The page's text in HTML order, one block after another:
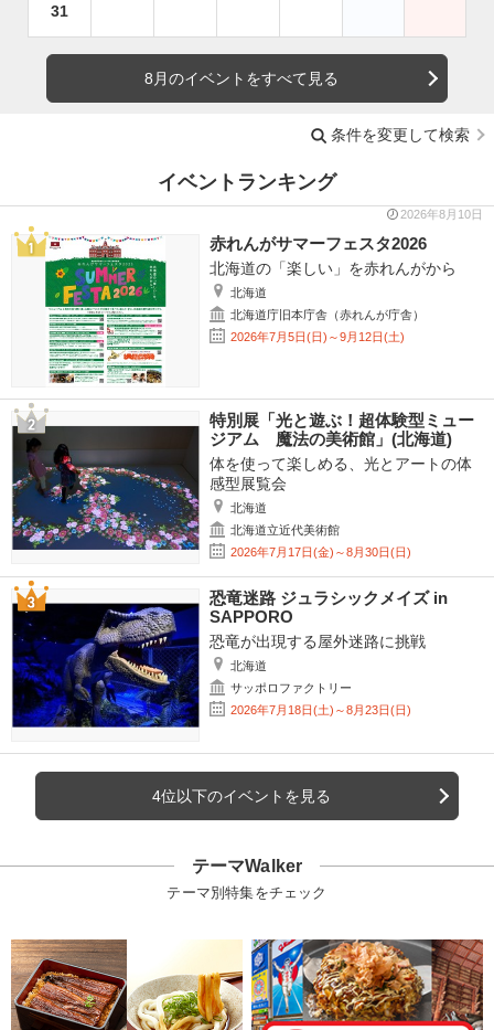
31
8月のイベントをすべて見る
条件を変更して検索
イベントランキング
2026年8月10日
赤れんがサマーフェスタ2026
北海道の「楽しい」を赤れんがから
北海道
北海道庁旧本庁舎（赤れんが庁舎）
2026年7月5日(日)～9月12日(土)
特別展「光と遊ぶ！超体験型ミュー
ジアム 魔法の美術館」(北海道)
体を使って楽しめる、光とアートの体
感型展覧会
北海道
北海道立近代美術館
2026年7月17日(金)～8月30日(日)
恐竜迷路 ジュラシックメイズ in
SAPPORO
恐竜が出現する屋外迷路に挑戦
北海道
サッポロファクトリー
2026年7月18日(土)～8月23日(日)
4位以下のイベントを見る
テーマWalker
テーマ別特集をチェック